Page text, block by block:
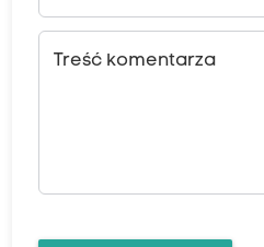
Treść komentarza